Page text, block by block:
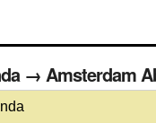
→ Amsterdam